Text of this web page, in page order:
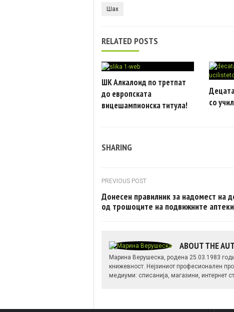
Шах
RELATED POSTS
ШК Алкалоид по третпат
до европската
вицешампионска титула!
со
SHARING
Post navigation
PREVIOUS POST
Донесен правилник за надомест на
од трошоците на подвижните аптеки
ABOUT THE
Марина Верушеска, родена 25.03.1983
книжевност. Нејзиниот професионален
медиуми: списанија, магазини, интернет